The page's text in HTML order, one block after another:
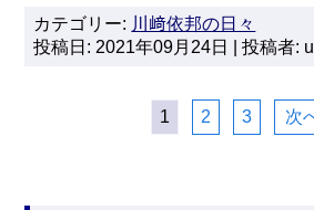
カテゴリー: 川﨑依邦の日々
投稿日: 2021年09月24日 | 投稿者:
1 2 3 次